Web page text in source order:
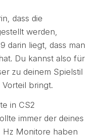
dass die
werden,
darin liegt, dass man
Du kannst also für
zu deinem Spielstil
bringt.
in CS2
immer der deines
Monitore haben